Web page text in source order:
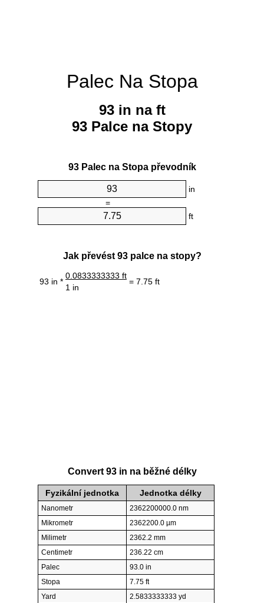
Palec Na Stopa
93 in na ft
93 Palce na Stopy
93 Palec na Stopa převodník
in
=
ft
Jak převést 93 palce na stopy?
93 in *
0.0833333333 ft
= 7.75 ft
1 in
Convert 93 in na běžné délky
Fyzikální jednotka Jednotka délky
Nanometr
2362200000.0 nm
Mikrometr
2362200.0 µm
Milimetr
2362.2 mm
Centimetr
236.22 cm
Palec
93.0 in
Stopa
7.75 ft
Yard
2.5833333333 yd